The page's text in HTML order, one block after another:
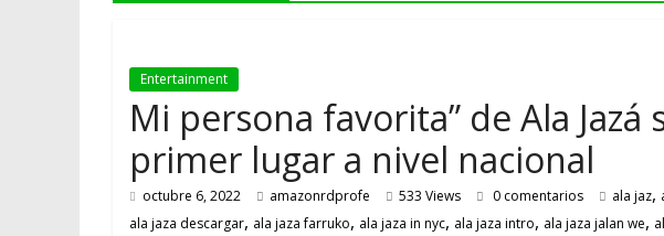
Entertainment
Mi persona favorita” de Ala Jazá
primer lugar a nivel nacional
octubre 6, 2022 amazonrdprofe 533 Views 0 comentarios ala jaz,
ala jaza descargar, ala jaza farruko, ala jaza in nyc, ala jaza intro, ala jaza jalan we,